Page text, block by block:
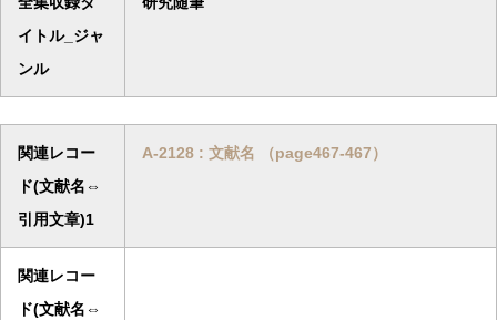
イトル_ジャ
ンル
関連レコー
ド(文献名⇔
引用文章)1
A-2128 : 文献名 （page467-467）
関連レコー
ド(文献名⇔